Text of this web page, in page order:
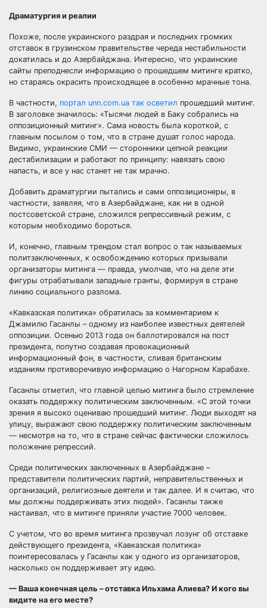
Драматургия и реалии
Похоже, после украинского раздрая и последних громких
отставок в грузинском правительстве череда нестабильности
докатилась и до Азербайджана. Интересно, что украинские
сайты преподнесли информацию о прошедшем митинге кратко,
но стараясь окрасить происходящее в особенно мрачные тона.
В частности, портал unn.com.ua так осветил прошедший митинг.
В заголовке значилось: «Тысячи людей в Баку собрались на
оппозиционный митинг». Сама новость была короткой, с
главным посылом о том, что в стране душат голос народа.
Видимо, украинские СМИ — сторонники цепной реакции
дестабилизации и работают по принципу: навязать свою
напасть, и все у нас станет не так мрачно.
Добавить драматургии пытались и сами оппозиционеры, в
частности, заявляя, что в Азербайджане, как ни в одной
постсоветской стране, сложился репрессивный режим, с
которым необходимо бороться.
И, конечно, главным трендом стал вопрос о так называемых
политзаключенных, к освобождению которых призывали
организаторы митинга — правда, умолчав, что на деле эти
фигуры отрабатывали западные гранты, формируя в стране
линию социального разлома.
«Кавказская политика» обратилась за комментарием к
Джамилю Гасанлы – одному из наиболее известных деятелей
оппозиции. Осенью 2013 года он баллотировался на пост
президента, попутно создавая провокационный
информационный фон, в частности, сливая британским
изданиям противоречивую информацию о Нагорном Карабахе.
Гасанлы отметил, что главной целью митинга было стремление
оказать поддержку политическим заключенным. «С этой точки
зрения я высоко оцениваю прошедший митинг. Люди выходят на
улицу, выражают свою поддержку политическим заключенным
— несмотря на то, что в стране сейчас фактически сложилось
положение репрессий.
Среди политических заключенных в Азербайджане –
представители политических партий, неправительственных и
организаций, религиозные деятели и так далее. И я считаю, что
мы должны поддерживать этих людей». Гасанлы также
настаивал, что в митинге приняли участие 7000 человек.
С учетом, что во время митинга прозвучал лозунг об отставке
действующего президента, «Кавказская политика»
поинтересовалась у Гасанлы как у одного из организаторов,
насколько он поддерживает эту идею.
— Ваша конечная цель – отставка Ильхама Алиева? И кого вы
видите на его месте?